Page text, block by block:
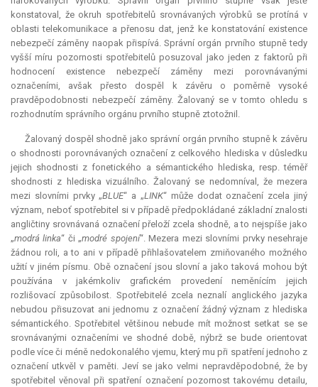
konstatoval, že okruh spotřebitelů srovnávaných výrobků se protíná v
oblasti telekomunikace a přenosu dat, jenž ke konstatování existence
nebezpečí záměny naopak přispívá. Správní orgán prvního stupně tedy
vyšší míru pozornosti spotřebitelů posuzoval jako jeden z faktorů při
hodnocení existence nebezpečí záměny mezi porovnávanými
označeními, avšak přesto dospěl k závěru o poměrně vysoké
pravděpodobnosti nebezpečí záměny. Žalovaný se v tomto ohledu s
rozhodnutím správního orgánu prvního stupně ztotožnil.
Žalovaný dospěl shodně jako správní orgán prvního stupně k závěru
o shodnosti porovnávaných označení z celkového hlediska v důsledku
jejich shodnosti z fonetického a sémantického hlediska, resp. téměř
shodnosti z hlediska vizuálního. Žalovaný se nedomníval, že mezera
mezi slovními prvky „BLUE“ a „LINK“ může dodat označení zcela jiný
význam, neboť spotřebitel si v případě předpokládané základní znalosti
angličtiny srovnávaná označení přeloží zcela shodně, a to nejspíše jako
„modrá linka“ či „modré spojení“. Mezera mezi slovními prvky nesehraje
žádnou roli, a to ani v případě přihlašovatelem zmiňovaného možného
užití v jiném písmu. Obě označení jsou slovní a jako taková mohou být
používána v jakémkoliv grafickém provedení neměnícím jejich
rozlišovací způsobilost. Spotřebitelé zcela neznalí anglického jazyka
nebudou přisuzovat ani jednomu z označení žádný význam z hlediska
sémantického. Spotřebitel většinou nebude mít možnost setkat se se
srovnávanými označeními ve shodné době, nýbrž se bude orientovat
podle více či méně nedokonalého vjemu, který mu při spatření jednoho z
označení utkvěl v paměti. Jeví se jako velmi nepravděpodobné, že by
spotřebitel věnoval při spatření označení pozornost takovému detailu,